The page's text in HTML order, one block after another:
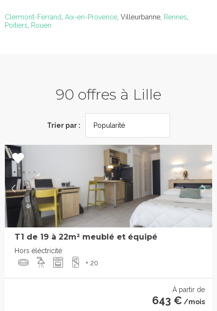
Clermont-Ferrand Aix-en-Provence , Villeurbanne, Rennes
Poitiers
Rouen
90 offres à Lille
Trier par :
T1 de 19 à 22m² meublé et équipé
Hors éléctricité
+ 20
À partir de
643 € /mois